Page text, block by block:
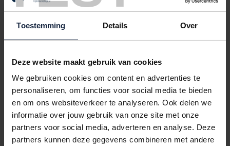
Toestemming Details Over
Deze website maakt gebruik van cookies
We gebruiken cookies om content en advertenties te
personaliseren, om functies voor social media te bieden
en om ons websiteverkeer te analyseren. Ook delen we
informatie over jouw gebruik van onze site met onze
partners voor social media, adverteren en analyse. Deze
partners kunnen deze gegevens combineren met andere
PLASTIC ZAKKEN 18/4-60CM LDPE DIKTE 0.02
< 5000
5000
PLASTIC ZAKKEN 20/4-50CM LDPE DIKTE 0.02
< 5000
5000 15000 30000
50000
€39,29
€37,04 €33,68 €31,43 €29,19
5001060 €0,00